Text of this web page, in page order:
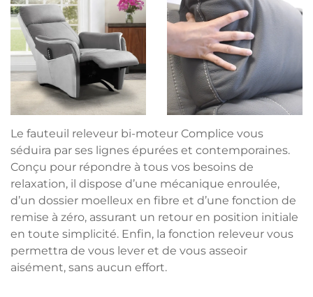
Le fauteuil releveur bi-moteur Complice vous
séduira par ses lignes épurées et contemporaines.
Conçu pour répondre à tous vos besoins de
relaxation, il dispose d’une mécanique enroulée,
d’un dossier moelleux en fibre et d’une fonction de
remise à zéro, assurant un retour en position initiale
en toute simplicité. Enfin, la fonction releveur vous
permettra de vous lever et de vous asseoir
aisément, sans aucun effort.